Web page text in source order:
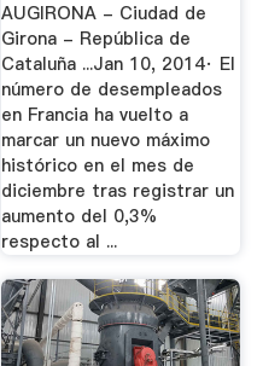
AUGIRONA - Ciudad de
Girona - República de
Cataluña ...Jan 10, 2014· El
número de desempleados
en Francia ha vuelto a
marcar un nuevo máximo
histórico en el mes de
diciembre tras registrar un
aumento del 0,3%
respecto al ...